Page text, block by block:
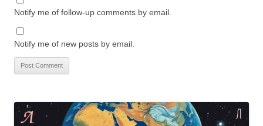
Notify me of follow-up comments by email.
Notify me of new posts by email.